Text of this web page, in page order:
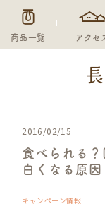
商品一覧 アクセ
2016/02/15
食べられる？
白くなる原
キャンペーン情報